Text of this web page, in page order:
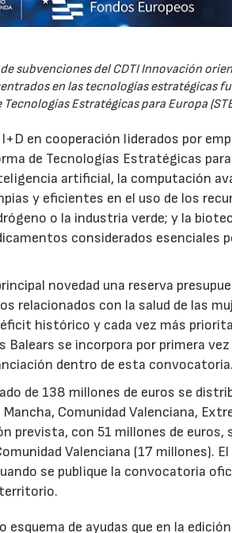
subvenciones del CDTI Innovación
en las tecnologías estratégicas
Tecnologías Estratégicas para Europa
en cooperación liderados por
de Tecnologías Estratégicas para
artificial, la computación
y eficientes en el uso de los
o la industria verde; y la
considerados esenciales
novedad una reserva
relacionados con la salud de las
histórico y cada vez más
se incorpora por primera
dentro de esta convocatoria.
de 138 millones de euros se
Comunidad Valenciana,
prevista, con 51 millones de euros,
Valenciana (17 millones).
se publique la convocatoria
de ayudas que en la